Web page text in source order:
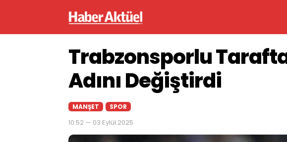
Trabzonsporlu
Adını Değiştirdi
MANŞET SPOR
10:52 — 03 Eylül 2025